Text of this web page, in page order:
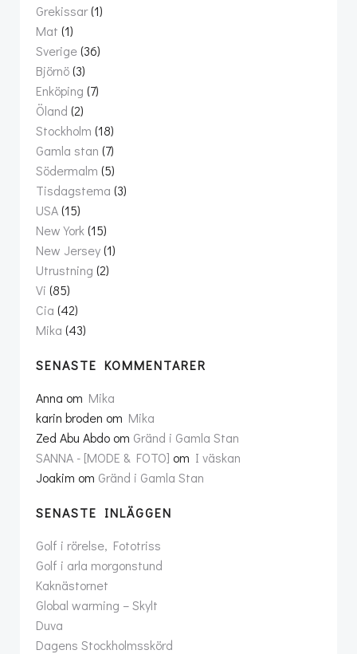
Grekissar(1)
Mat (1)
Sverige(36)
Björnö(3)
Enköping (7)
Öland (2)
Stockholm (18)
Gamla stan (7)
Södermalm (5)
Tisdagstema (3)
USA(15)
New York(15)
New Jersey(1)
Utrustning (2)
Vi (85)
Cia (42)
Mika (43)
SENASTE KOMMENTARER
Anna om Mika
karin broden om Mika
Zed Abu Abdo om Gränd i Gamla Stan
SANNA - [MODE & FOTO] om I väskan
Joakim om Gränd i Gamla Stan
SENASTE INLÄGGEN
Golf i rörelse, Fototriss
Golf i arla morgonstund
Kaknästornet
Global warming – Skylt
Duva
Dagens Stockholmsskörd